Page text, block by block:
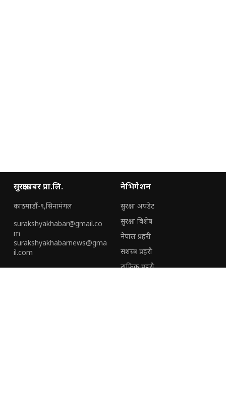
सुरक्षाखबर प्रा.लि.
काठमाडौं-९,सिनामंगल
surakshyakhabar@gmail.co
m
surakshyakhabarnews@gma
il.com
नेभिगेशन
सुरक्षा अपडेट
सुरक्षा विशेष
नेपाल प्रहरी
सशस्त्र प्रहरी
ट्राफिक प्रहरी